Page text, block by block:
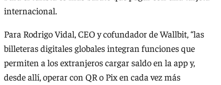
internacional.
Para Rodrigo Vidal, CEO y cofundador de Wallbit, “las
billeteras digitales globales integran funciones que
permiten a los extranjeros cargar saldo en la app y,
desde allí, operar con QR o Pix en cada vez más